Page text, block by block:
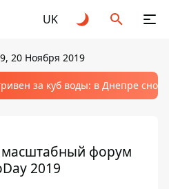
UK
20 Ноября 2019
за куб воды: в Днепре
форум
2019